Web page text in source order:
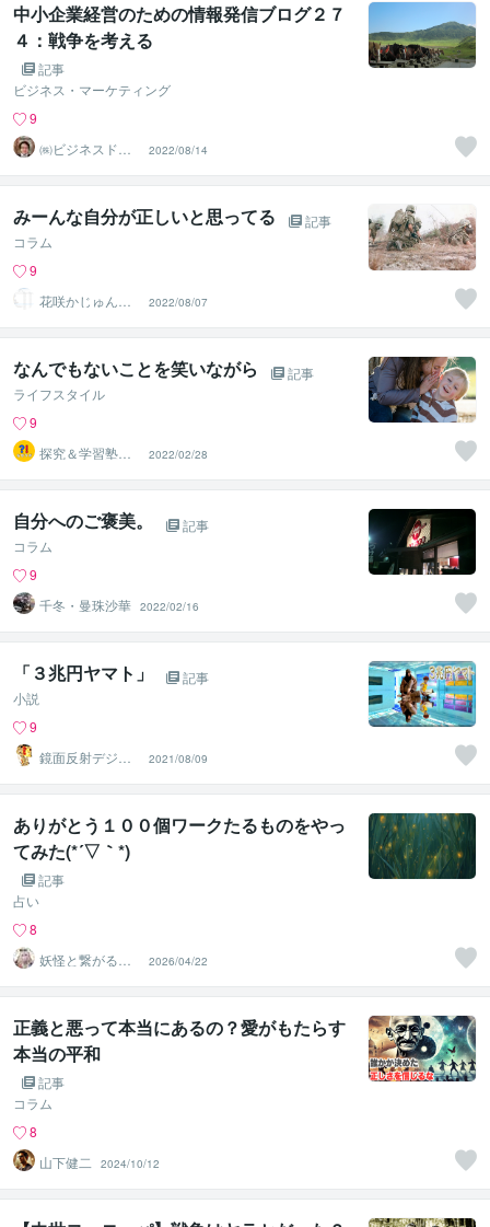
中小企業経営のための情報発信ブログ２７
４：戦争を考える
記事
ビジネス・マーケティング
9
㈱ビジネスドク
ター 白井裕之
2022/08/14
みーんな自分が正しいと思ってる
記事
コラム
9
花咲かじゅんさ
ん六星占術師
2022/08/07
なんでもないことを笑いながら
記事
ライフスタイル
9
探究＆学習塾｜
なぜラボ
2022/02/28
自分へのご褒美。
記事
コラム
9
千冬・曼珠沙華 2022/02/16
「３兆円ヤマト」
記事
小説
9
鏡面反射デジタ
ルアート製作所
（鈴木穣）
2021/08/09
ありがとう１００個ワークたるものをやっ
てみた(*´▽｀*)
記事
占い
8
妖怪と繋がる霊
視鑑定師 志摩
形コト
2026/04/22
正義と悪って本当にあるの？愛がもたらす
本当の平和
記事
コラム
8
山下健二
2024/10/12